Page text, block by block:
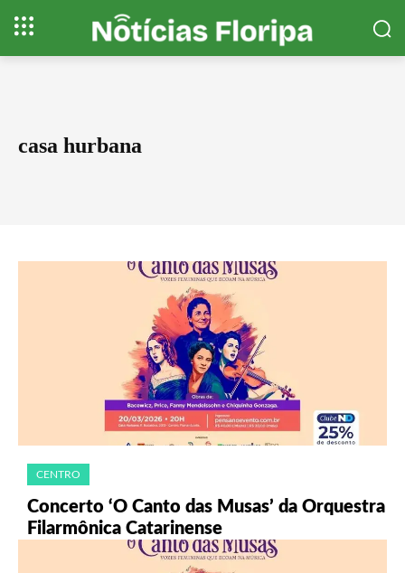
casa hurbana
CENTRO
Concerto ‘O Canto das Musas’ da Orquestra
Filarmônica Catarinense